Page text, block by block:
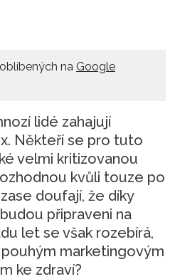
na Google
lidé zahajují
Někteří se pro tuto
velmi kritizovanou
kvůli touze po
doufají, že díky
připraveni na
let se však rozebírá,
marketingovým
ke zdraví?